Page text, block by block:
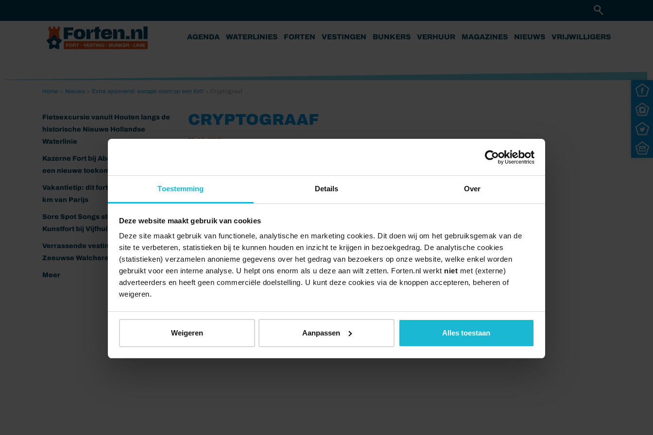
Toestemming Details Over
Deze website maakt gebruik van cookies
Deze site maakt gebruik van functionele, analytische en marketing cookies. Dit doen wij om het gebruiksgemak van de
site te verbeteren, statistieken bij te kunnen houden en inzicht te krijgen in bezoekgedrag. De analytische cookies
(statistieken) verzamelen anonieme gegevens over het gedrag van bezoekers op onze website, welke enkel worden
gebruikt voor een interne analyse. U helpt ons enorm als u deze aan wilt zetten. Forten.nl werkt niet met (externe)
adverteerders en heeft geen commerciële doelstelling. U kunt deze cookies via de knoppen accepteren, beheren of
weigeren.
Weigeren Aanpassen Alles toestaan
AGENDA WATERLINIES FORTEN VESTINGEN BUNKERS VERHUUR MAGAZINES NIEUWS VRIJWILLIGERS
Home Nieuws Extra spannend: escape room op een fort!
Fietsexcursie vanuit Houten langs de
historische Nieuwe Hollandse
Waterlinie
Kazerne Fort bij Abcoude klaar voor
een nieuwe toekomst
Vakantietip: dit fort ligt nog geen 20
km van Parijs
Sore Spot Songs strijkt neer op het
Kunstfort bij Vijfhuizen
Verrassende vestingen van het
Zeeuwse Walcheren
Meer
CRYPTOGRAAF
29-10-2019
© 2026 Stichting Forten Nederland Over ons Doneer nu Disclaimer Contact Forten.nl wordt ondersteund door de